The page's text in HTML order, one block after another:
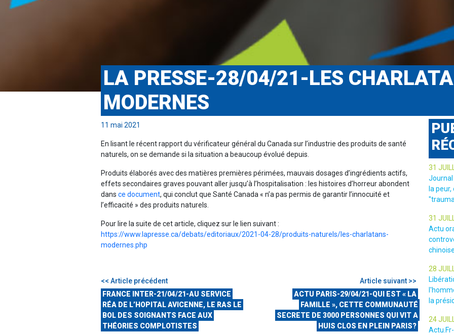
LA PRESSE-28/04/21-LES
MODERNES
11 mai 2021
En lisant le récent rapport du vérificateur général du Canada sur l’industrie des produits de santé
naturels, on se demande si la situation a beaucoup évolué depuis.
Produits élaborés avec des matières premières périmées, mauvais dosages d’ingrédients actifs,
effets secondaires graves pouvant aller jusqu’à l’hospitalisation : les histoires d’horreur abondent
dans ce document, qui conclut que Santé Canada « n’a pas permis de garantir l’innocuité et
l’efficacité » des produits naturels.
Pour lire la suite de cet article, cliquez sur le lien suivant :
https://www.lapresse.ca/debats/editoriaux/2021-04-28/produits-naturels/les-charlatans-
modernes.php
<< Article précédent
FRANCE INTER-21/04/21-AU SERVICE
RÉA DE L’HOPITAL AVICENNE, LE RAS LE
BOL DES SOIGNANTS FACE AUX
THÉORIES COMPLOTISTES
Article suivant >>
ACTU PARIS-29/04/21-QUI EST « LA
FAMILLE », CETTE COMMUNAUTÉ
SECRETE DE 3000 PERSONNES QUI VIT A
HUIS CLOS EN PLEIN PARIS?
31
la
31
Actu
28
la
24